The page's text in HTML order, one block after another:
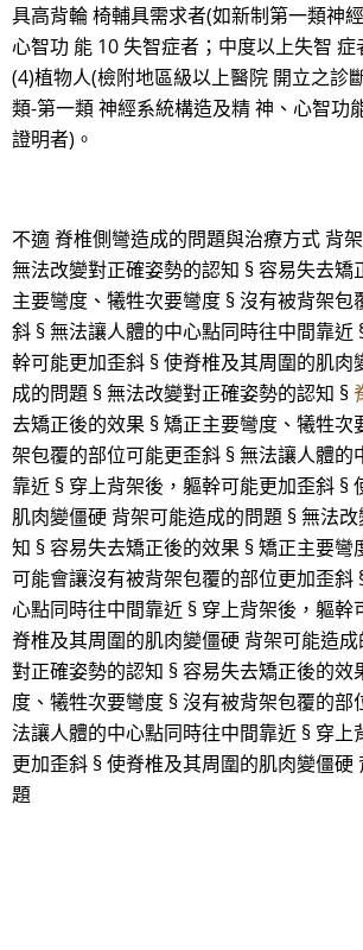
具高背輪 椅輔具需求者(如新制第一類神
心智功 能 10 失智症者；中度以上失智 症
(4)植物人(檢附地區級以上醫院 開立之診
類-第一類 神經系統構造及精 神、心智功
證明者)。
不適 脊椎側彎造成的問題與治療方式 背
無法改變對正確姿勢的認知 § 容易失去矯
主要彎度、犧牲次要彎度 § 沒有被背架包
斜 § 無法讓人體的中心點同時往中間靠近
幹可能更加歪斜 § 使脊椎及其周圍的肌肉
成的問題 § 無法改變對正確姿勢的認知 §
去矯正後的效果 § 矯正主要彎度、犧牲次
架包覆的部位可能更歪斜 § 無法讓人體的
靠近 § 穿上背架後，軀幹可能更加歪斜 §
肌肉變僵硬 背架可能造成的問題 § 無法
知 § 容易失去矯正後的效果 § 矯正主要彎
可能會讓沒有被背架包覆的部位更加歪斜
心點同時往中間靠近 § 穿上背架後，軀幹
脊椎及其周圍的肌肉變僵硬 背架可能造
對正確姿勢的認知 § 容易失去矯正後的效
度、犧牲次要彎度 § 沒有被背架包覆的部
法讓人體的中心點同時往中間靠近 § 穿上
更加歪斜 § 使脊椎及其周圍的肌肉變僵硬
題